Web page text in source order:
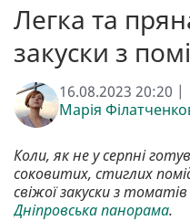
Легка та
закуски з
16.08.2023 20:20 |
Марія
Коли, як не у серпні
соковитих, стиглих
свіжої закуски з
Дніпровська панорама.